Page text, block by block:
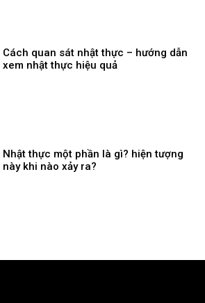
Cách quan sát nhật thực – hướng dẫn
xem nhật thực hiệu quả
Nhật thực một phần là gì? hiện tượng
này khi nào xảy ra?